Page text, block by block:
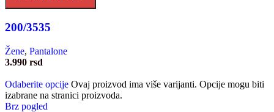
200/3535
Žene, Pantalone
3.990 rsd
Odaberite opcije Ovaj proizvod ima više varijanti. Opcije mogu biti
izabrane na stranici proizvoda.
Brz pogled